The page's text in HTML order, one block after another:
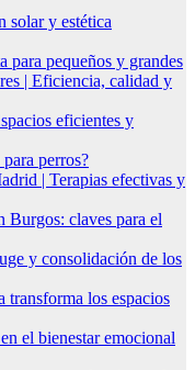
solar y estética
para pequeños y grandes
| Eficiencia, calidad y
eficientes y
perros?
| Terapias efectivas y
Burgos: claves para el
y consolidación de los
transforma los espacios
el bienestar emocional